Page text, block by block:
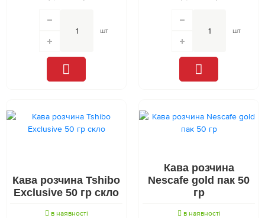
шт шт
Кава розчина Tshibo
Exclusive 50 гр скло
в наявності
Кава розчина
Nescafe gold пак 50
гр
в наявності